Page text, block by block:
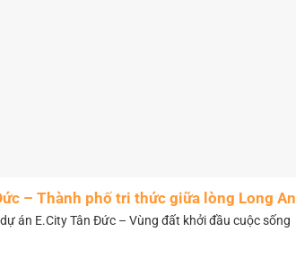
– Thành phố tri thức giữa lòng Long An
án E.City Tân Đức – Vùng đất khởi đầu cuộc sống